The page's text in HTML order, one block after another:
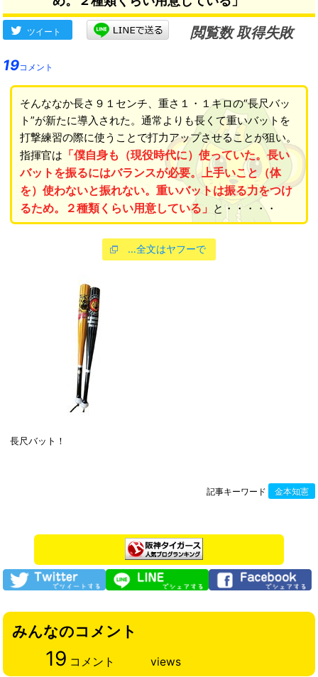
ツイート
閲覧数 取得失敗
19コメント
そんななか長さ９１センチ、重さ１・１キロの“長尺バッ
ト”が新たに導入された。通常よりも長くて重いバットを
打撃練習の際に使うことで打力アップさせることが狙い。
指揮官は 「僕自身も（現役時代に）使っていた。長い
バットを振るにはバランスが必要。上手いこと（体
を）使わないと振れない。重いバットは振る力をつけ
るため。２種類くらい用意している」 と・・・・・
…全文はヤフーで
長尺バット！
記事キーワード 金本知憲
みんなのコメント
19 コメント views